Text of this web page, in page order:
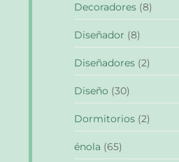
Decoradores (8)
Diseñador (8)
Diseñadores (2)
Diseño (30)
Dormitorios (2)
énola (65)